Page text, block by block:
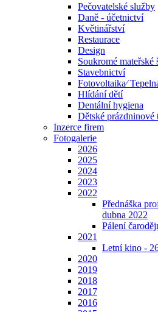
Pečovatelské služby
Daně - účetnictví
Květinářství
Restaurace
Design
Soukromé mateřské
Stavebnictví
Fotovoltaika⁄
Hlídání dětí
Dentální hygiena
Dětské prázdninové
Inzerce firem
Fotogalerie
2026
2025
2024
2023
2022
Přednáška
dubna 2022
Pálení
2021
Letní kino -
2020
2019
2018
2017
2016